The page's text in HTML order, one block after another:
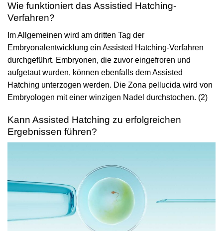
Wie funktioniert das Assistied Hatching-
Verfahren?
Im Allgemeinen wird am dritten Tag der
Embryonalentwicklung ein Assisted Hatching-Verfahren
durchgeführt. Embryonen, die zuvor eingefroren und
aufgetaut wurden, können ebenfalls dem Assisted
Hatching unterzogen werden. Die Zona pellucida wird von
Embryologen mit einer winzigen Nadel durchstochen. (2)
Kann Assisted Hatching zu erfolgreichen
Ergebnissen führen?